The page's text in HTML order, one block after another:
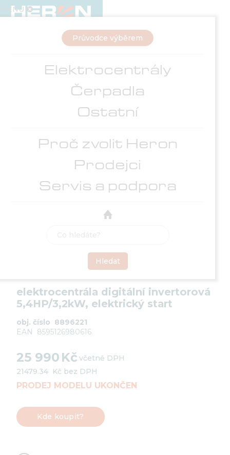
MENU 
Průvodce výběrem
Elektrocentrály
Čerpadla
Ostatní
Proč zvolit Heron
Prodejci
Servis a podpora

elektrocentrála digitální invertorová
5,4HP/3,2kW, elektrický start
obj. číslo 8896221
EAN
8595126980616
25 990 Kč včetně DPH
21479.34 Kč bez DPH
PRODEJ MODELU UKONČEN
Kde koupit?